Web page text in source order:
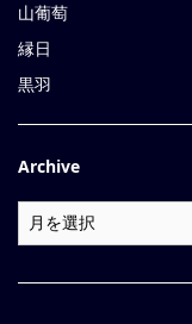
山葡萄
縁日
黒羽
Archive